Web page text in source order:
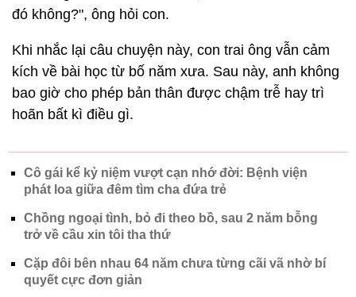
đó không?", ông hỏi con.
Khi nhắc lại câu chuyện này, con trai ông vẫn cảm
kích về bài học từ bố năm xưa. Sau này, anh không
bao giờ cho phép bản thân được chậm trễ hay trì
hoãn bất kì điều gì.
Cô gái kể kỷ niệm vượt cạn nhớ đời: Bệnh viện
phát loa giữa đêm tìm cha đứa trẻ
Chồng ngoại tình, bỏ đi theo bồ, sau 2 năm bỗng
trở về cầu xin tôi tha thứ
Cặp đôi bên nhau 64 năm chưa từng cãi vã nhờ bí
quyết cực đơn giản